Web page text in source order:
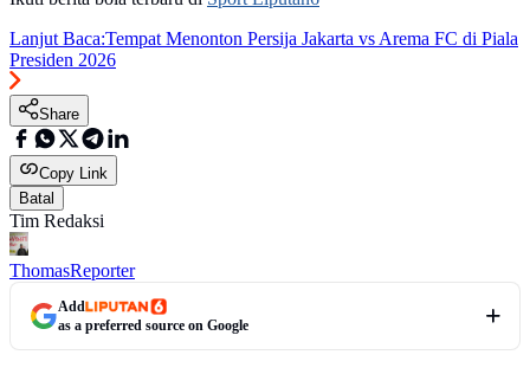
Lanjut Baca:Tempat Menonton Persija Jakarta vs Arema FC di Piala
Presiden 2026
Share
Copy Link
Batal
Tim Redaksi
ThomasReporter
Add
as a preferred source on Google